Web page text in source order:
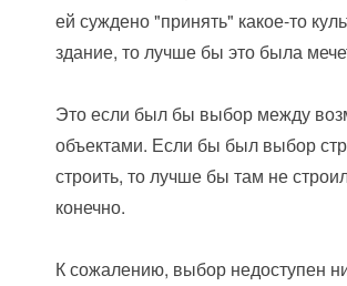
ей суждено "принять" какое-то
здание, то лучше бы это была
Это если был бы выбор между
объектами. Если бы был выбор
строить, то лучше бы там не
конечно.
К сожалению, выбор недоступен